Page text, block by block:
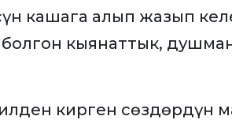
кашага алып жазып
болгон кыянаттык,
кирген сөздөрдүн